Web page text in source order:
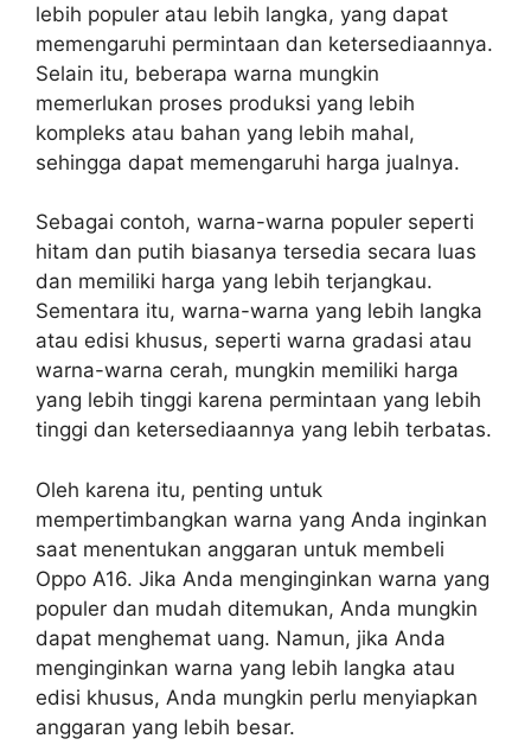
lebih populer atau lebih langka, yang dapat
memengaruhi permintaan dan ketersediaannya.
Selain itu, beberapa warna mungkin
memerlukan proses produksi yang lebih
kompleks atau bahan yang lebih mahal,
sehingga dapat memengaruhi harga jualnya.
Sebagai contoh, warna-warna populer seperti
hitam dan putih biasanya tersedia secara luas
dan memiliki harga yang lebih terjangkau.
Sementara itu, warna-warna yang lebih langka
atau edisi khusus, seperti warna gradasi atau
warna-warna cerah, mungkin memiliki harga
yang lebih tinggi karena permintaan yang lebih
tinggi dan ketersediaannya yang lebih terbatas.
Oleh karena itu, penting untuk
mempertimbangkan warna yang Anda inginkan
saat menentukan anggaran untuk membeli
Oppo A16. Jika Anda menginginkan warna yang
populer dan mudah ditemukan, Anda mungkin
dapat menghemat uang. Namun, jika Anda
menginginkan warna yang lebih langka atau
edisi khusus, Anda mungkin perlu menyiapkan
anggaran yang lebih besar.